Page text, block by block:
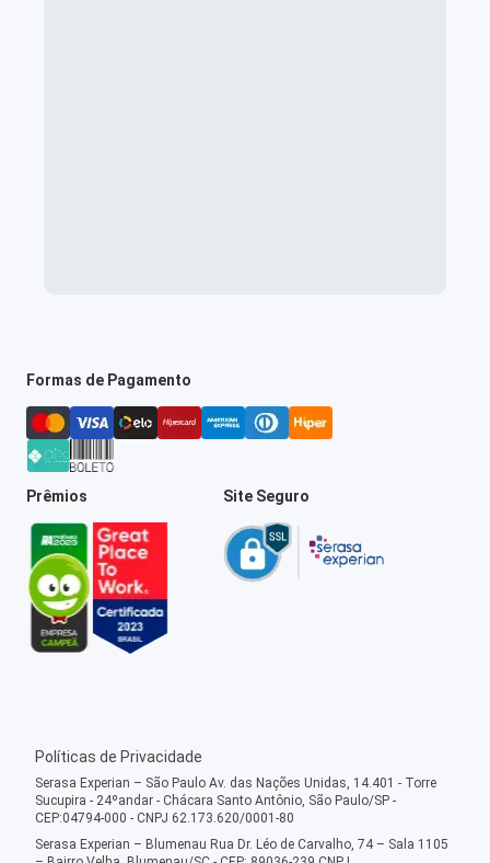
Formas de Pagamento
Prêmios Site Seguro
Políticas de Privacidade
Serasa Experian – São Paulo Av. das Nações Unidas, 14.401 - Torre
Sucupira - 24ºandar - Chácara Santo Antônio, São Paulo/SP -
CEP:04794-000 - CNPJ 62.173.620/0001-80
Serasa Experian – Blumenau Rua Dr. Léo de Carvalho, 74 – Sala 1105